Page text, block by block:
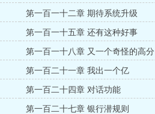
第一百一十二章 期待系统升级
第一百一十五章 还有这种好事
第一百一十八章 又一个奇怪的高分
第一百二十一章 我出一个亿
第一百二十四章 对话功能
第一百二十七章 银行潜规则